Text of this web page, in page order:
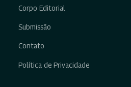
Corpo Editorial
Submissão
Contato
Política de Privacidade